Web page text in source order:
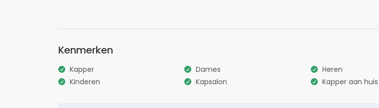
Kenmerken
Kapper
Kinderen
Dames
Kapsalon
Heren
Kapper aan huis